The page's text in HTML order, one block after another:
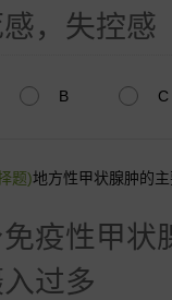
，失控感
B C
题)地方性甲状腺肿的
免疫性甲状
过多